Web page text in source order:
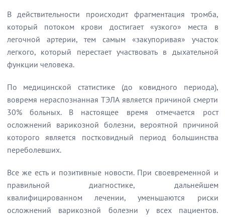
В действительности происходит фрагментация тромба,
который потоком крови достигает «узкого» места в
легочной артерии, тем самым «закупоривая» участок
легкого, который перестает участвовать в дыхательной
функции человека.
По медицинской статистике (до ковидного периода),
вовремя нераспознанная ТЭЛА является причиной смерти
30% больных. В настоящее время отмечается рост
осложнений варикозной болезни, вероятной причиной
которого является постковидный период большинства
переболевших.
Все же есть и позитивные новости. При своевременной и
правильной диагностике, дальнейшем
квалифицированном лечении, уменьшаются риски
осложнений варикозной болезни у всех пациентов.